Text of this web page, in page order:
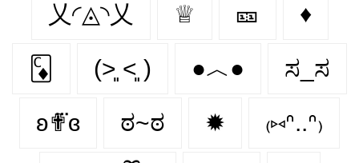
乂◜◬◝乂 ♕ 🎫 ♦️
🃌 (˃͈ ˂͈ ) ●︿● ಸ_ಸ
ʚ✟⃛ɞ ಠ~ಠ ✹ ₍⑅ᐢ..ᐢ₎